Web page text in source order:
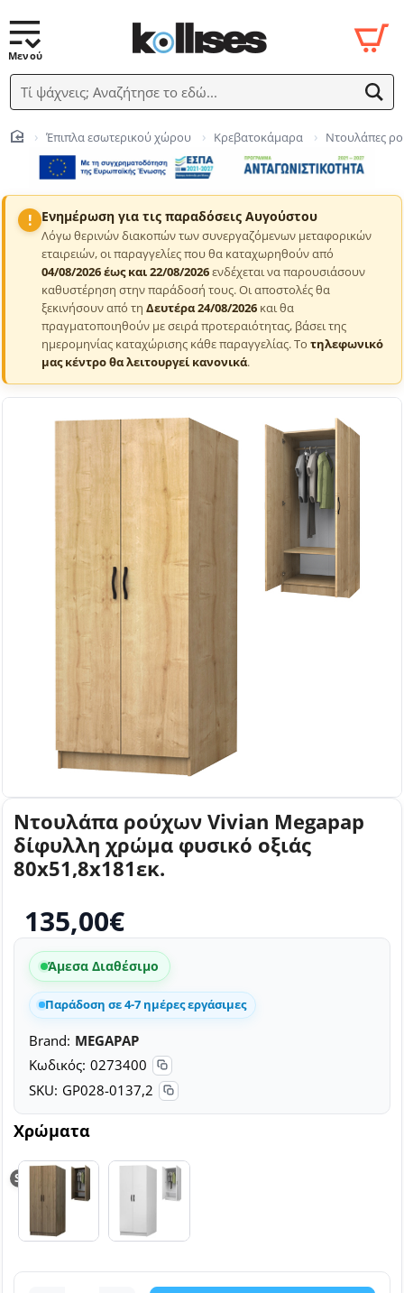
Τί ψάχνεις; Αναζήτησε το εδώ...
Έπιπλα εσωτερικού χώρου Κρεβατοκάμαρα Ντουλάπες
! Ενημέρωση για τις παραδόσεις Αυγούστου
Λόγω θερινών διακοπών των συνεργαζόμενων μεταφορικών
εταιρειών, οι παραγγελίες που θα καταχωρηθούν από
04/08/2026 έως και 22/08/2026ενδέχεται να παρουσιάσουν
καθυστέρηση στην παράδοσή τους. Οι αποστολές θα
ξεκινήσουν από τη Δευτέρα 24/08/2026 και θα
πραγματοποιηθούν με σειρά προτεραιότητας, βάσει της
ημερομηνίας καταχώρισης κάθε παραγγελίας. Το τηλεφωνικό
μας κέντρο θα λειτουργεί κανονικά.
SELLING FAST
Ντουλάπα ρούχων Vivian Megapap
δίφυλλη χρώμα φυσικό οξιάς
80x51,8x181εκ.
135,00€
Άμεσα Διαθέσιμο
Παράδοση σε 4-7 ημέρες εργάσιμες
Brand: MEGAPAP
Κωδικός: 0273400
SKU: GP028-0137,2
Χρώματα